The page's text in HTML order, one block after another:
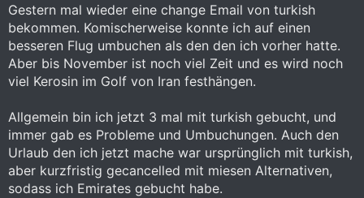
Gestern mal wieder eine change Email von turkish
bekommen. Komischerweise konnte ich auf einen
besseren Flug umbuchen als den den ich vorher hatte.
Aber bis November ist noch viel Zeit und es wird noch
viel Kerosin im Golf von Iran festhängen.
Allgemein bin ich jetzt 3 mal mit turkish gebucht, und
immer gab es Probleme und Umbuchungen. Auch den
Urlaub den ich jetzt mache war ursprünglich mit turkish,
aber kurzfristig gecancelled mit miesen Alternativen,
sodass ich Emirates gebucht habe.